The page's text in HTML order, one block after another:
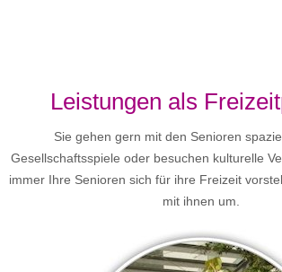
Leistungen als
Sie gehen gern mit den Senioren
Gesellschaftsspiele oder besuchen kulturelle
immer Ihre Senioren sich für ihre Freizeit
mit ihnen um.